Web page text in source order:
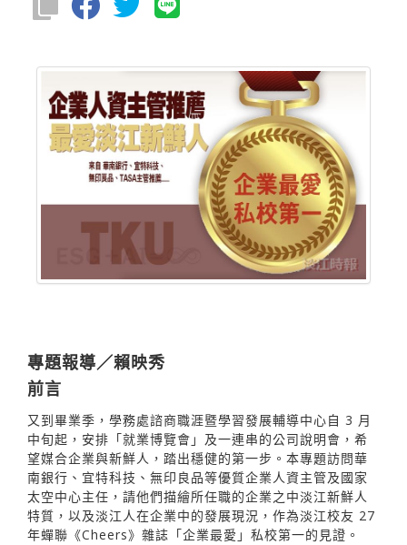
專題報導／賴映秀
前言
又到畢業季，學務處諮商職涯暨學習發展輔導中心自 3 月
中旬起，安排「就業博覽會」及一連串的公司說明會，希
望媒合企業與新鮮人，踏出穩健的第一步。本專題訪問華
南銀行、宜特科技、無印良品等優質企業人資主管及國家
太空中心主任，請他們描繪所任職的企業之中淡江新鮮人
特質，以及淡江人在企業中的發展現況，作為淡江校友 27
年蟬聯《Cheers》雜誌「企業最愛」私校第一的見證。